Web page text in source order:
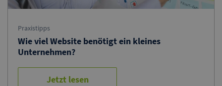
Praxistipps
Wie viel Website benötigt ein kleines
Unternehmen?
Jetzt lesen